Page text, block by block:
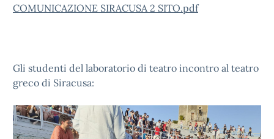
COMUNICAZIONE SIRACUSA 2 SITO.pdf
Gli studenti del laboratorio di teatro incontro al teatro
greco di Siracusa: